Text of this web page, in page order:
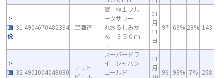
画
像
31 4904670482394 宝酒造
寶 極上フル
ーツサワー
丸おろしみか
ん ３５０ｍ
ｌ
01
月
11
日
97 63% 28% 143
画 32 4901004048080
アサヒ
ビール
スーパードラ
イ ジャパン
ゴールド
11
月
30
96 98% 7% 258